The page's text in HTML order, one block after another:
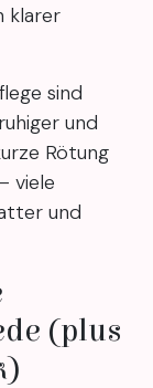
klarer
sind
und
Rötung
viele
und
(plus